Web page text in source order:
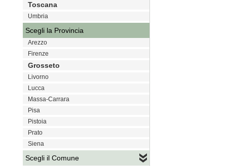
Toscana
Umbria
Scegli la Provincia
Arezzo
Firenze
Grosseto
Livorno
Lucca
Massa-Carrara
Pisa
Pistoia
Prato
Siena
Scegli il Comune